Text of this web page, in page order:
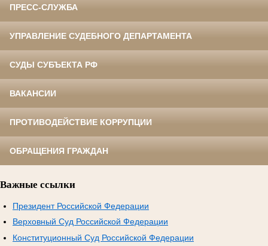
ПРЕСС-СЛУЖБА
УПРАВЛЕНИЕ СУДЕБНОГО ДЕПАРТАМЕНТА
СУДЫ СУБЪЕКТА РФ
ВАКАНСИИ
ПРОТИВОДЕЙСТВИЕ КОРРУПЦИИ
ОБРАЩЕНИЯ ГРАЖДАН
Важные ссылки
Президент Российской Федерации
Верховный Суд Российской Федерации
Конституционный Суд Российской Федерации